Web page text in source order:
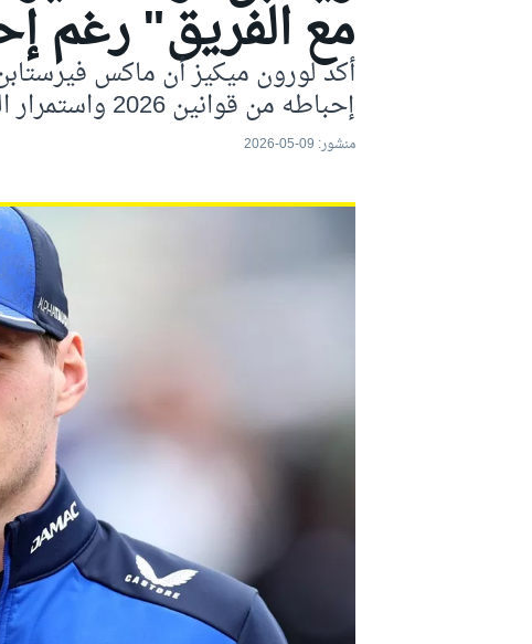
موتو جي بي
مع الفريق" رغم
أكد لورون ميكيز أن ماكس
إحباطه من قوانين 2026 واستمرار التكهنات بشأن مستقبله.
منشور: 09-05-2026